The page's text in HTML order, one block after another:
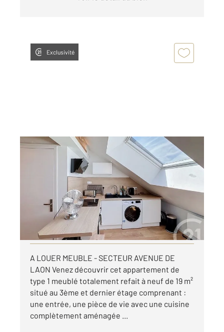
Exclusivité
REIMS 51
, 1 pièce
Appartement T1 à louer
510 €
par mois charges comprises
Visiter le site dédié
A LOUER MEUBLE - SECTEUR AVENUE DE
LAON Venez découvrir cet appartement de
type 1 meublé totalement refait à neuf de 19 m²
situé au 3ème et dernier étage comprenant :
une entrée, une pièce de vie avec une cuisine
complètement aménagée ...